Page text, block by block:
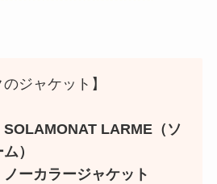
のジャケット】
SOLAMONAT LARME（ソ
）
ーカラージャケット